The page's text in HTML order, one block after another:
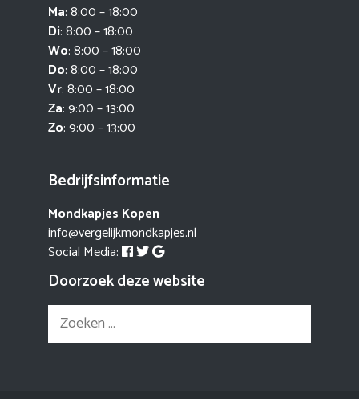
Ma: 8:00 – 18:00
Di: 8:00 – 18:00
Wo: 8:00 – 18:00
Do: 8:00 – 18:00
Vr: 8:00 – 18:00
Za: 9:00 – 13:00
Zo: 9:00 – 13:00
Bedrijfsinformatie
Mondkapjes Kopen
info@vergelijkmondkapjes.nl
Social Media:
Doorzoek deze website
Zoek
naar: